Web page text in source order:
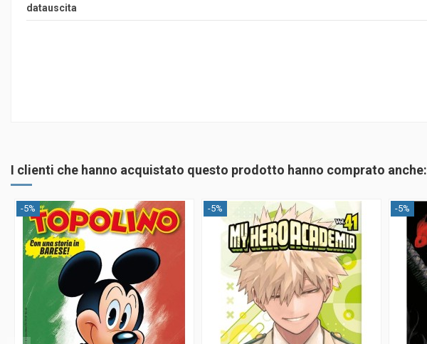
datauscita
I clienti che hanno acquistato questo prodotto hanno comprato anche:
-5% -5% -5%